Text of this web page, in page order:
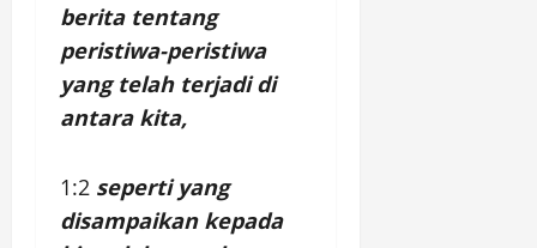
berita tentang
peristiwa-peristiwa
yang telah terjadi di
antara kita,
1:2 seperti yang
disampaikan kepada